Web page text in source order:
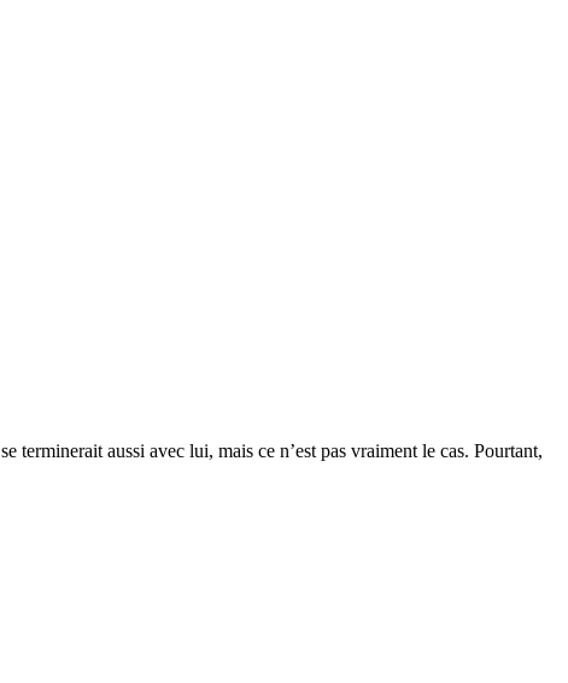
terminerait aussi avec lui, mais ce n’est pas vraiment le cas. Pourtant,